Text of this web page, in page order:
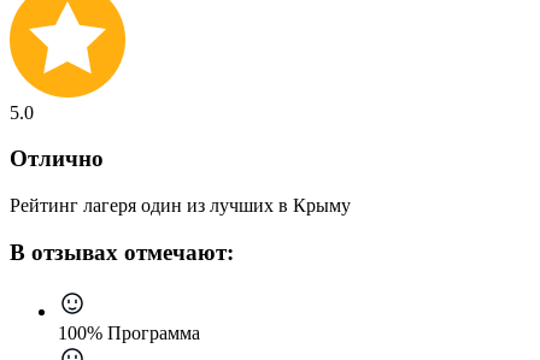
5.0
Отлично
Рейтинг лагеря один из лучших в Крыму
В отзывах отмечают:
100% Программа